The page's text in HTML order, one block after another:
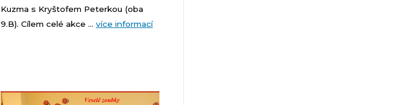
Kuzma s Kryštofem Peterkou (oba
9.B). Cílem celé akce ... více informací